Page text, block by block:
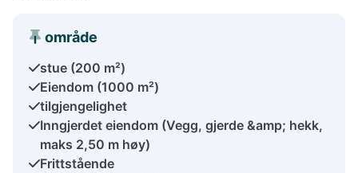
område
stue (200 m²)
Eiendom (1000 m²)
tilgjengelighet
Inngjerdet eiendom (Vegg, gjerde &amp; hekk,
maks 2,50 m høy)
Frittstående